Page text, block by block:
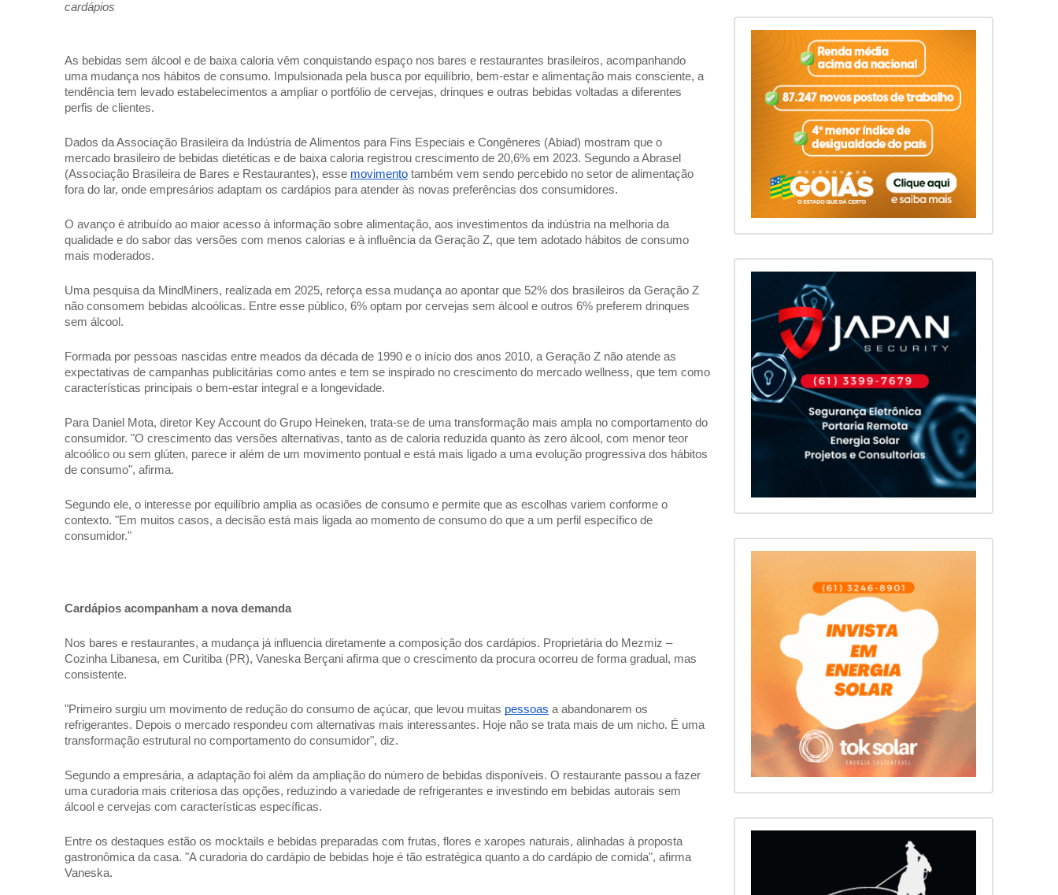
cardápios
As bebidas sem álcool e de baixa caloria vêm conquistando espaço nos bares e restaurantes brasileiros, acompanhando
uma mudança nos hábitos de consumo. Impulsionada pela busca por equilíbrio, bem-estar e alimentação mais consciente, a
tendência tem levado estabelecimentos a ampliar o portfólio de cervejas, drinques e outras bebidas voltadas a diferentes
perfis de clientes.
Dados da Associação Brasileira da Indústria de Alimentos para Fins Especiais e Congêneres (Abiad) mostram que o
mercado brasileiro de bebidas dietéticas e de baixa caloria registrou crescimento de 20,6% em 2023. Segundo a Abrasel
(Associação Brasileira de Bares e Restaurantes), esse movimento também vem sendo percebido no setor de alimentação
fora do lar, onde empresários adaptam os cardápios para atender às novas preferências dos consumidores.
O avanço é atribuído ao maior acesso à informação sobre alimentação, aos investimentos da indústria na melhoria da
qualidade e do sabor das versões com menos calorias e à influência da Geração Z, que tem adotado hábitos de consumo
mais moderados.
Uma pesquisa da MindMiners, realizada em 2025, reforça essa mudança ao apontar que 52% dos brasileiros da Geração Z
não consomem bebidas alcoólicas. Entre esse público, 6% optam por cervejas sem álcool e outros 6% preferem drinques
sem álcool.
Formada por pessoas nascidas entre meados da década de 1990 e o início dos anos 2010, a Geração Z não atende as
expectativas de campanhas publicitárias como antes e tem se inspirado no crescimento do mercado wellness, que tem como
características principais o bem-estar integral e a longevidade.
Para Daniel Mota, diretor Key Account do Grupo Heineken, trata-se de uma transformação mais ampla no comportamento do
consumidor. "O crescimento das versões alternativas, tanto as de caloria reduzida quanto às zero álcool, com menor teor
alcoólico ou sem glúten, parece ir além de um movimento pontual e está mais ligado a uma evolução progressiva dos hábitos
de consumo", afirma.
Segundo ele, o interesse por equilíbrio amplia as ocasiões de consumo e permite que as escolhas variem conforme o
contexto. "Em muitos casos, a decisão está mais ligada ao momento de consumo do que a um perfil específico de
consumidor."
Cardápios acompanham a nova demanda
Nos bares e restaurantes, a mudança já influencia diretamente a composição dos cardápios. Proprietária do Mezmiz –
Cozinha Libanesa, em Curitiba (PR), Vaneska Berçani afirma que o crescimento da procura ocorreu de forma gradual, mas
consistente.
"Primeiro surgiu um movimento de redução do consumo de açúcar, que levou muitas pessoas a abandonarem os
refrigerantes. Depois o mercado respondeu com alternativas mais interessantes. Hoje não se trata mais de um nicho. É uma
transformação estrutural no comportamento do consumidor", diz.
Segundo a empresária, a adaptação foi além da ampliação do número de bebidas disponíveis. O restaurante passou a fazer
uma curadoria mais criteriosa das opções, reduzindo a variedade de refrigerantes e investindo em bebidas autorais sem
álcool e cervejas com características específicas.
Entre os destaques estão os mocktails e bebidas preparadas com frutas, flores e xaropes naturais, alinhadas à proposta
gastronômica da casa. "A curadoria do cardápio de bebidas hoje é tão estratégica quanto a do cardápio de comida", afirma
Vaneska.